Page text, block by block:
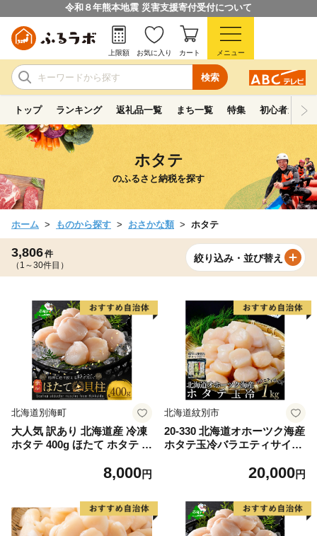
令和８年熊本地震 災害支援寄付受付について
検索
上限額 お気に入り カート メニュー
トップ ランキング 返礼品一覧 まち一覧 特集 初心者ガイド
ホタテ
のふるさと納税を探す
ホーム ものから探す おさかな類 ホタテ
3,806件
（1～30件目）
絞り込み・並び替え
北海道別海町
大人気 訳あり 北海道産 冷凍
ホタテ 400g ほたて ホタテ 帆
8,000円
北海道紋別市
20-330 北海道オホーツク海産
ホタテ玉冷バラエティサイズ
20,000円